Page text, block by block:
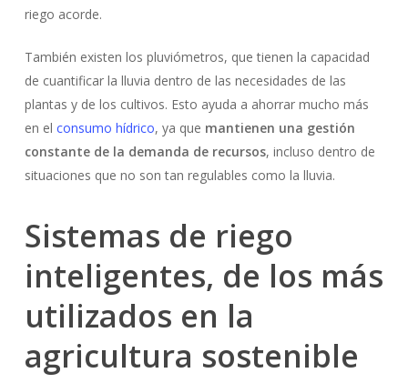
riego acorde.
También existen los pluviómetros, que tienen la capacidad
de cuantificar la lluvia dentro de las necesidades de las
plantas y de los cultivos. Esto ayuda a ahorrar mucho más
en el consumo hídrico, ya que mantienen una gestión
constante de la demanda de recursos, incluso dentro de
situaciones que no son tan regulables como la lluvia.
Sistemas de riego
inteligentes, de los más
utilizados en la
agricultura sostenible